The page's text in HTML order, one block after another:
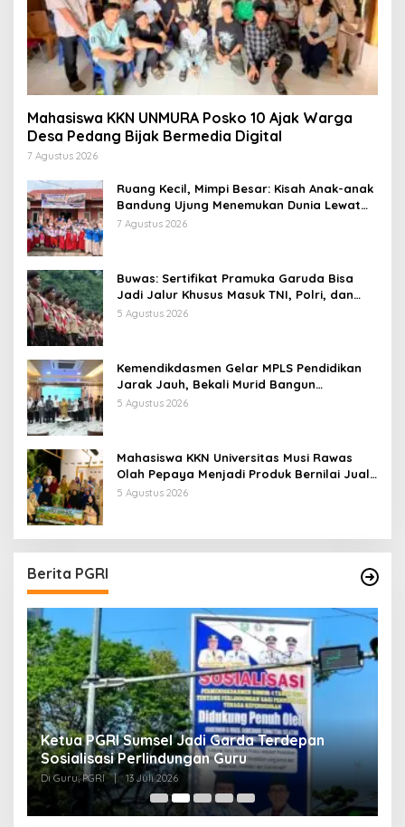
Mahasiswa KKN UNMURA Posko 10 Ajak Warga
Desa Pedang Bijak Bermedia Digital
7 Agustus 2026
Ruang Kecil, Mimpi Besar: Kisah Anak-anak
Bandung Ujung Menemukan Dunia Lewat
Literasi
7 Agustus 2026
Buwas: Sertifikat Pramuka Garuda Bisa
Jadi Jalur Khusus Masuk TNI, Polri, dan
Perguruan Tinggi
5 Agustus 2026
Kemendikdasmen Gelar MPLS Pendidikan
Jarak Jauh, Bekali Murid Bangun
Kemandirian Belajar
5 Agustus 2026
Mahasiswa KKN Universitas Musi Rawas
Olah Pepaya Menjadi Produk Bernilai Jual
Tinggi, Dorong UMKM Desa Air Satan
5 Agustus 2026
Berita PGRI
Ketua PGRI Sumsel Jadi Garda Terdepan
Sosialisasi Perlindungan Guru
Di Guru, PGRI | 13 Juli 2026